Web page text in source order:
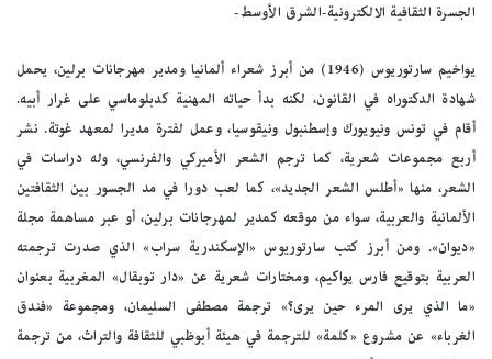
الجسرة الثقافية الالكترونية-الشرق الأوسط-
يواخيم سارتوريوس (1946) من أبرز شعراء ألمانيا ومدير مهرجانات برلين، يحمل
شهادة الدكتوراه في القانون، لكنه بدأ حياته المهنية كدبلوماسي على غرار أبيه.
أقام في تونس ونيويورك وإسطنبول ونيقوسيا، وعمل لفترة مديرا لمعهد غوتة. نشر
أربع مجموعات شعرية، كما ترجم الشعر الأميركي والفرنسي، وله دراسات في
الشعر، منها «أطلس الشعر الجديد»، كما لعب دورا في مد الجسور بين الثقافتين
الألمانية والعربية، سواء من موقعه كمدير لمهرجانات برلين، أو عبر مساهمة مجلة
«ديوان». ومن أبرز كتب سارتوريوس «الإسكندرية سراب» الذي صدرت ترجمته
العربية بتوقيع فارس يواكيم، ومختارات شعرية عن «دار توبقال» المغربية بعنوان
«ما الذي يرى المرء حين يرى؟» ترجمة مصطفى السليمان، ومجموعة «فندق
الغرباء» عن مشروع «كلمة» للترجمة في هيئة أبوظبي للثقافة والتراث، من ترجمة